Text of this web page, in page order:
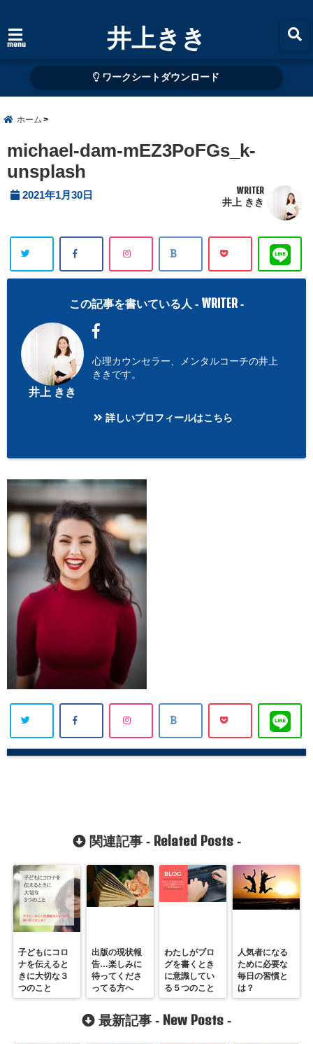
menu 井上きき
ワークシートダウンロード
ホーム
michael-dam-mEZ3PoFGs_k-
unsplash
2021年1月30日 WRITER
井上 きき
この記事を書いている人 - WRITER -
井上 きき
心理カウンセラー、メンタルコーチの井上
ききです。
詳しいプロフィールはこちら
関連記事 - Related Posts-
子どもにコロ
ナを伝えると
きに大切な３
つのこと
出版の現状報
告…楽しみに
待ってくださ
ってる方へ
わたしがブロ
グを書くとき
に意識してい
る５つのこと
人気者になる
ために必要な
毎日の習慣と
は？
最新記事 - New Posts -